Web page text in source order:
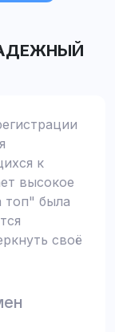
к
высокое
топ" была
своё